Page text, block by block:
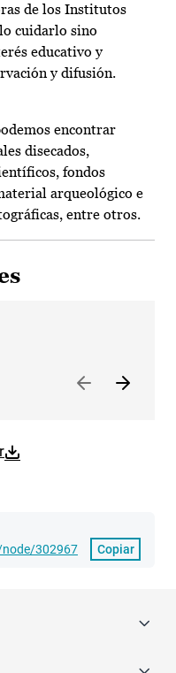
de los Institutos
cuidarlo sino
educativo y
y difusión.
encontrar
disecados,
fondos
arqueológico e
entre otros.
302967
Copiar